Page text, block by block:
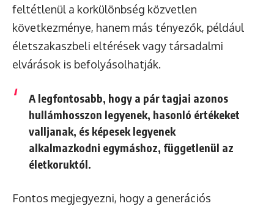
feltétlenül a korkülönbség közvetlen
következménye, hanem más tényezők, például
életszakaszbeli eltérések vagy társadalmi
elvárások is befolyásolhatják.
A legfontosabb, hogy a pár tagjai azonos
hullámhosszon legyenek, hasonló értékeket
valljanak, és képesek legyenek
alkalmazkodni egymáshoz, függetlenül az
életkoruktól.
Fontos megjegyezni, hogy a generációs